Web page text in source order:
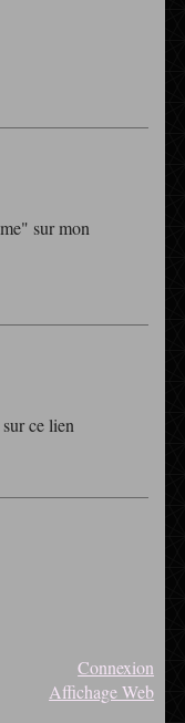
sur mon
ce lien
Connexion
Affichage Web